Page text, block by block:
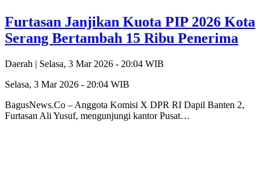
Furtasan Janjikan Kuota PIP 2026 Kota
Serang Bertambah 15 Ribu Penerima
Daerah | Selasa, 3 Mar 2026 - 20:04 WIB
Selasa, 3 Mar 2026 - 20:04 WIB
BagusNews.Co – Anggota Komisi X DPR RI Dapil Banten 2,
Furtasan Ali Yusuf, mengunjungi kantor Pusat…